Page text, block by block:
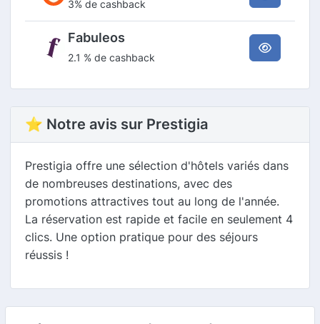
3% de cashback
Fabuleos
2.1 % de cashback
⭐ Notre avis sur Prestigia
Prestigia offre une sélection d'hôtels variés dans
de nombreuses destinations, avec des
promotions attractives tout au long de l'année.
La réservation est rapide et facile en seulement 4
clics. Une option pratique pour des séjours
réussis !